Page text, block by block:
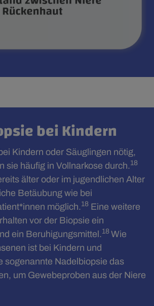
bei Kindern
Kindern oder Säuglingen nötig,
sie häufig in Vollnarkose durch.18
älter oder im jugendlichen Alter
Betäubung wie bei
möglich.18 Eine weitere
vor der Biopsie ein
ein Beruhigungsmittel.18 Wie
ist bei Kindern und
sogenannte Nadelbiopsie das
um Gewebeproben aus der Niere